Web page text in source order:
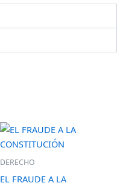
DERECHO
EL FRAUDE A LA